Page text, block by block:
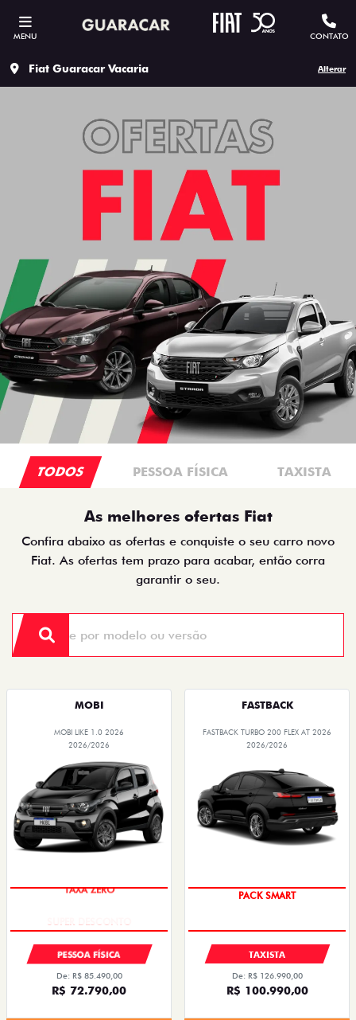
MENU CONTATO
Fiat Guaracar Vacaria Alterar
TODOS PESSOA FÍSICA TAXISTA
As melhores ofertas Fiat
Confira abaixo as ofertas e conquiste o seu carro novo
Fiat. As ofertas tem prazo para acabar, então corra
garantir o seu.
MOBI
MOBI LIKE 1.0 2026
2026/2026
TAXA ZERO
PESSOA FÍSICA
De: R$ 85.490,00
R$ 72.790,00
FASTBACK
FASTBACK TURBO 200 FLEX AT 2026
2026/2026
PACK SMART
TAXISTA
De: R$ 126.990,00
R$ 100.990,00